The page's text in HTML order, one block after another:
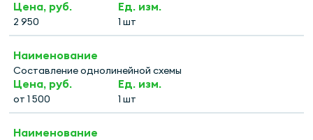
2 950 1 шт
Составление однолинейной схемы
от 1 500 1 шт